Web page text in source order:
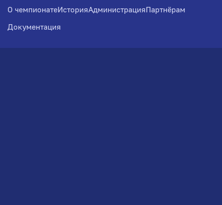
О чемпионатеИсторияАдминистрацияПартнёрам
Документация
Медиа